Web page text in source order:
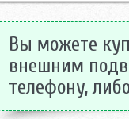
Вы можете
внешним
телефону,